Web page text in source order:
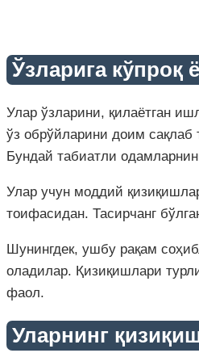
Ўзларига кўпроқ
Улар ўзларини, қилаётган
ўз обрўйларини доим сақлаб
Бундай табиатли
Улар учун моддий
тоифасидан. Тасирчанг
Шунингдек, ушбу рақам
оладилар. Қизиқишлари
фаол.
Уларнинг